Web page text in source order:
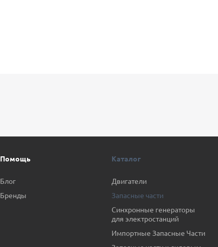
Помощь
Блог
Бренды
Каталог
Двигатели
Запасные части
Синхронные генераторы
для электростанций
Импортные Запасные Части